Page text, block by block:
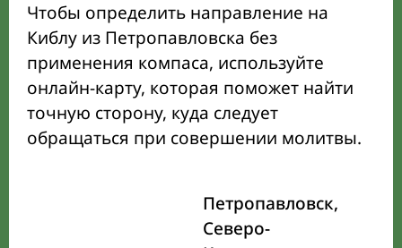
Чтобы определить направление на
Киблу из Петропавловска без
применения компаса, используйте
онлайн-карту, которая поможет найти
точную сторону, куда следует
обращаться при совершении молитвы.
Петропавловск,
Северо-